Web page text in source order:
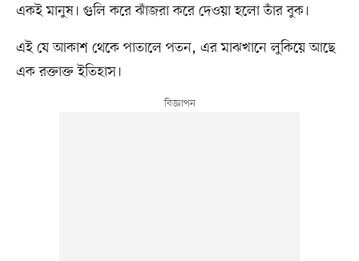
একই মানুষ। গুলি করে ঝাঁজরা করে দেওয়া হলো তাঁর বুক।
এই যে আকাশ থেকে পাতালে পতন, এর মাঝখানে লুকিয়ে আছে
এক রক্তাক্ত ইতিহাস।